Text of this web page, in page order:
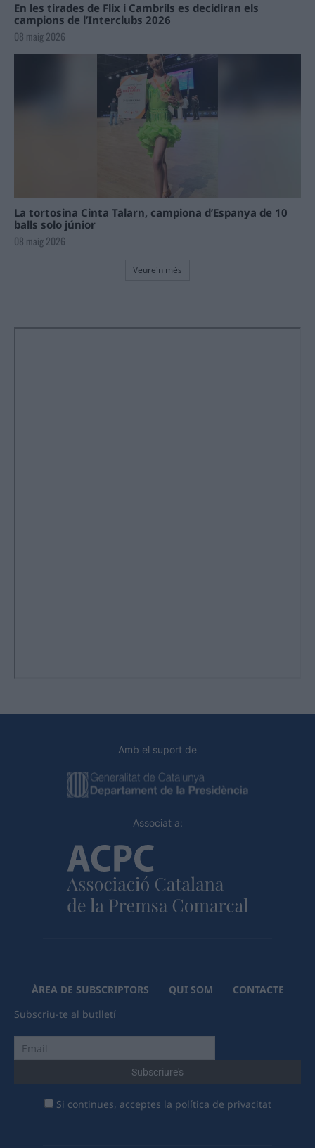
En les tirades de Flix i Cambrils es decidiran els
campions de l’Interclubs 2026
08 maig 2026
La tortosina Cinta Talarn, campiona d’Espanya de 10
balls solo júnior
08 maig 2026
Veure'n més
Amb el suport de
Associat a:
ÀREA DE SUBSCRIPTORS QUI SOM
CONTACTE
Subscriu-te al butlletí
Si continues, acceptes la política de privacitat